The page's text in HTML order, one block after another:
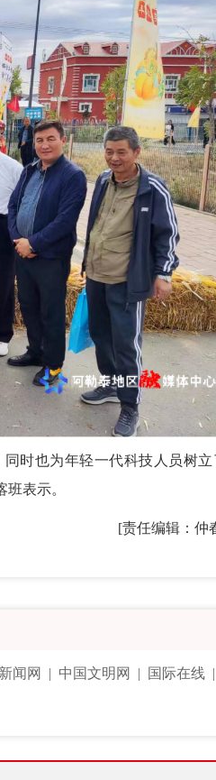
时也为年轻一代科技人员树立
表示。
[责任编辑：仲
闻网 中国文明网 国际在线